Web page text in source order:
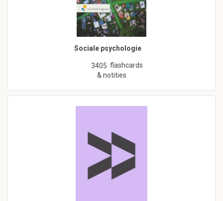
Sociale psychologie
3405 flashcards
& notities